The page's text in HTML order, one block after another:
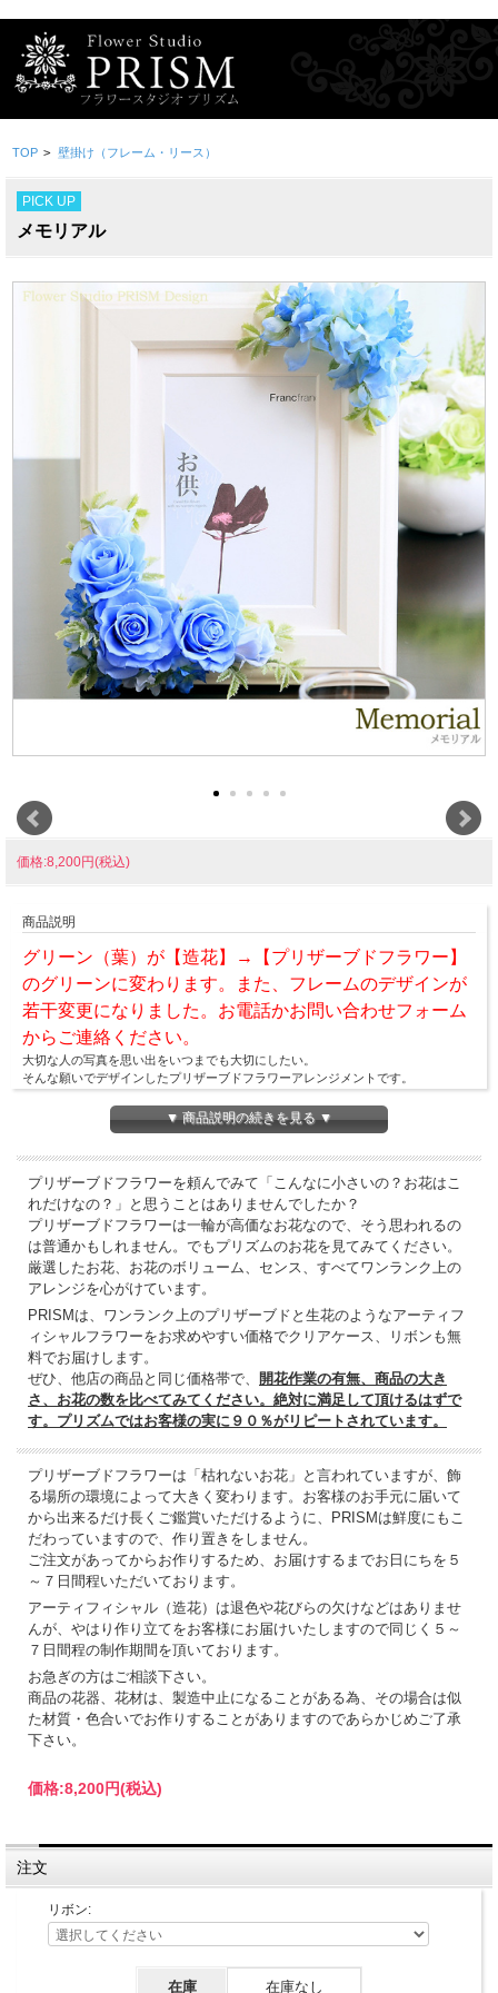
TOP > 壁掛け（フレーム・リース）
PICK UP
メモリアル
価格:8,200円(税込)
商品説明
グリーン（葉）が【造花】→【プリザーブドフラワー】
のグリーンに変わります。また、フレームのデザインが
若干変更になりました。お電話かお問い合わせフォーム
からご連絡ください。
大切な人の写真を思い出をいつまでも大切にしたい。
そんな願いでデザインしたプリザーブドフラワーアレンジメントです。
写真を入れているだけだと、寂しそう・
・・。そう感じているのならばこのアレンジを選んでみてください。
ホワイトのフレームにブルーのバラとデルフィニュームが優しくそっと寄り添うイ
メージのアレンジメントです。
大きすぎないデザインで、場所を選ばず置いていただけます。
フレーム右上はアーティフィシャルフラワー、左下はプリザーブドフラワーで、落
着きのある雰囲気を演出しています。
▼ 商品説明の続きを見る ▼
プリザーブドフラワーを頼んでみて「こんなに小さいの？お花はこ
れだけなの？」と思うことはありませんでしたか？
プリザーブドフラワーは一輪が高価なお花なので、そう思われるの
は普通かもしれません。でもプリズムのお花を見てみてください。
厳選したお花、お花のボリューム、センス、すべてワンランク上の
アレンジを心がけています。
PRISMは、ワンランク上のプリザーブドと生花のようなアーティフ
ィシャルフラワーをお求めやすい価格でクリアケース、リボンも無
料でお届けします。
ぜひ、他店の商品と同じ価格帯で、
開花作業の有無、商品の大き
さ、お花の数を比べてみてください。絶対に満足して頂けるはずで
す。プリズムではお客様の実に９０％がリピートされています。
プリザーブドフラワーは「枯れないお花」と言われていますが、飾
る場所の環境によって大きく変わります。お客様のお手元に届いて
から出来るだけ長くご鑑賞いただけるように、PRISMは鮮度にもこ
だわっていますので、作り置きをしません。
ご注文があってからお作りするため、お届けするまでお日にちを５
～７日間程いただいております。
アーティフィシャル（造花）は退色や花びらの欠けなどはありませ
んが、やはり作り立てをお客様にお届けいたしますので同じく５～
７日間程の制作期間を頂いております。
お急ぎの方はご相談下さい。
商品の花器、花材は、製造中止になることがある為、その場合は似
た材質・色合いでお作りすることがありますのであらかじめご了承
下さい。
価格:8,200円(税込)
注文
リボン:
在庫 在庫なし